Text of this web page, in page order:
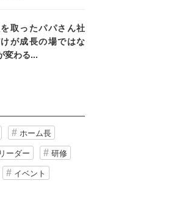
を取ったパパさん社
が成長の場ではな
変わる...
ホーム長
リーダー 研修
イベント